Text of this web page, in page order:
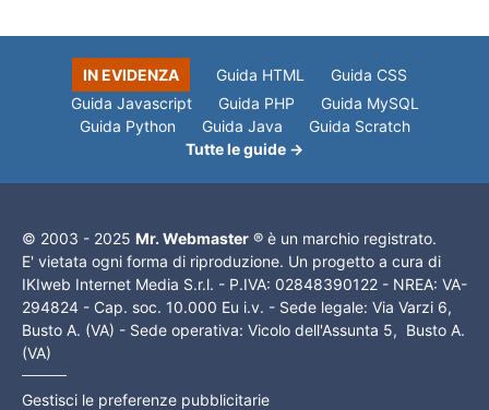
IN EVIDENZA Guida HTML
Guida CSS
Guida Javascript
Guida PHP
Guida MySQL
Guida Python
Guida Java
Guida Scratch
Tutte le guide →
© 2003 - 2025 Mr. Webmaster ® è un marchio registrato.
E' vietata ogni forma di riproduzione. Un progetto a cura di
IKIweb Internet Media S.r.l. - P.IVA: 02848390122 - NREA: VA-
294824 - Cap. soc. 10.000 Eu i.v. - Sede legale: Via Varzi 6,
Busto A. (VA) - Sede operativa: Vicolo dell'Assunta 5, Busto A.
(VA)
Gestisci le preferenze pubblicitarie